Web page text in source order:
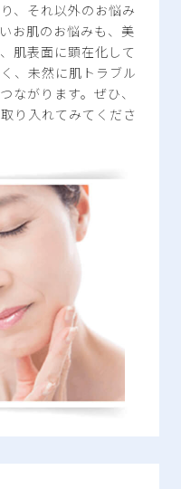
、それ以外のお悩み
お肌のお悩みも、美
肌表面に顕在化して
、未然に肌トラブル
ながります。ぜひ、
り入れてみてくださ